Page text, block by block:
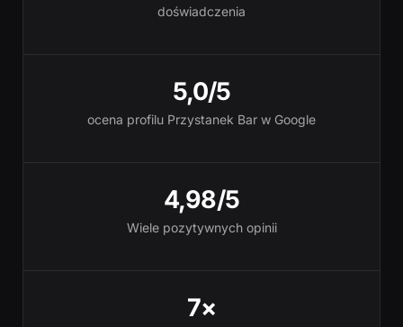
doświadczenia
5,0/5
ocena profilu Przystanek Bar w Google
4,98/5
Wiele pozytywnych opinii
7×